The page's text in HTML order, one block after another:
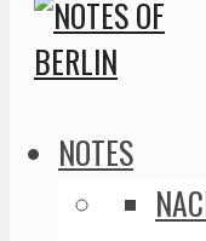
NOTES